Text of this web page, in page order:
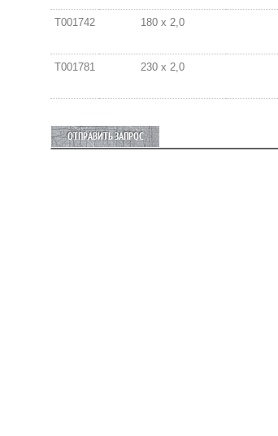
T001742 180 x 2,0
T001781 230 x 2,0
ОТПРАВИТЬ ЗАПРОС